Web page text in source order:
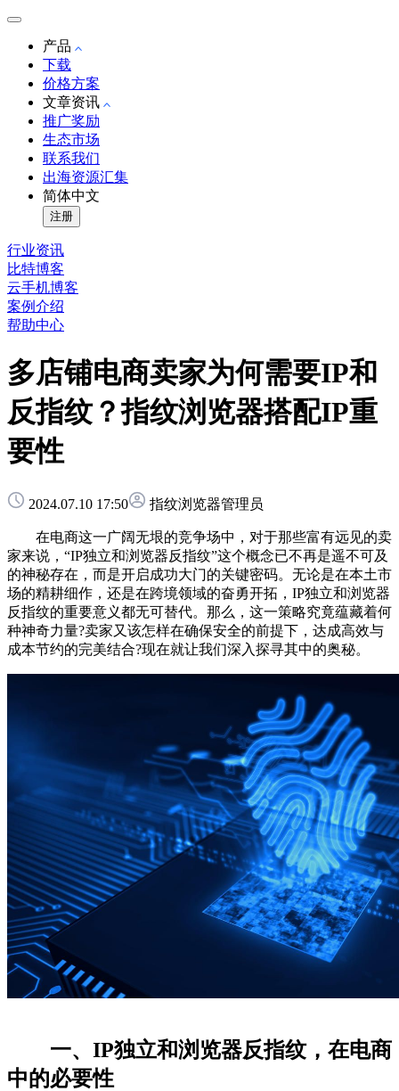
产品
下载
价格方案
文章资讯
推广奖励
生态市场
联系我们
出海资源汇集
简体中文
注册
行业资讯
比特博客
云手机博客
案例介绍
帮助中心
多店铺电商卖家为何需要IP和
反指纹？指纹浏览器搭配IP重
要性
2024.07.10 17:50 指纹浏览器管理员
在电商这一广阔无垠的竞争场中，对于那些富有远见的卖
家来说，“IP独立和浏览器反指纹”这个概念已不再是遥不可及
的神秘存在，而是开启成功大门的关键密码。无论是在本土市
场的精耕细作，还是在跨境领域的奋勇开拓，IP独立和浏览器
反指纹的重要意义都无可替代。那么，这一策略究竟蕴藏着何
种神奇力量?卖家又该怎样在确保安全的前提下，达成高效与
成本节约的完美结合?现在就让我们深入探寻其中的奥秘。
一、IP独立和浏览器反指纹，在电商
中的必要性